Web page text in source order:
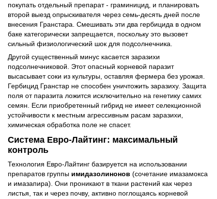
покупать отдельный препарат - граминицид, и планировать
второй выезд опрыскивателя через семь-десять дней после
внесения Гранстара. Смешивать эти два гербицида в одном
баке категорически запрещается, поскольку это вызовет
сильный физиологический шок для подсолнечника.
Другой существенный минус касается заразихи
подсолнечниковой. Этот опасный корневой паразит
высасывает соки из культуры, оставляя фермера без урожая.
Гербицид Гранстар не способен уничтожить заразиху. Защита
поля от паразита ложится исключительно на генетику самих
семян. Если приобретенный гибрид не имеет селекционной
устойчивости к местным агрессивным расам заразихи,
химическая обработка поле не спасет.
Система Евро-Лайтинг: максимальный
контроль
Технология Евро-Лайтинг базируется на использовании
препаратов группы имидазолинонов (сочетание имазамокса
и имазапира). Они проникают в ткани растений как через
листья, так и через почву, активно поглощаясь корневой